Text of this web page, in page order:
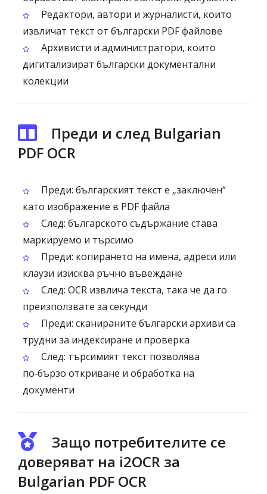
Редактори, автори и журналисти, които
извличат текст от български PDF файлове
Архивисти и администратори, които
дигитализират български документални
колекции
Преди и след Bulgarian
PDF OCR
Преди: българският текст е „заключен“
като изображение в PDF файла
След: българското съдържание става
маркируемо и търсимо
Преди: копирането на имена, адреси или
клаузи изисква ръчно въвеждане
След: OCR извлича текста, така че да го
преизползвате за секунди
Преди: сканираните български архиви са
трудни за индексиране и проверка
След: търсимият текст позволява
по‑бързо откриване и обработка на
документи
Защо потребителите се
доверяват на i2OCR за
Bulgarian PDF OCR